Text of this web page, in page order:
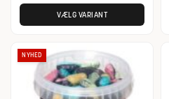
VÆLG VARIANT
NYHED